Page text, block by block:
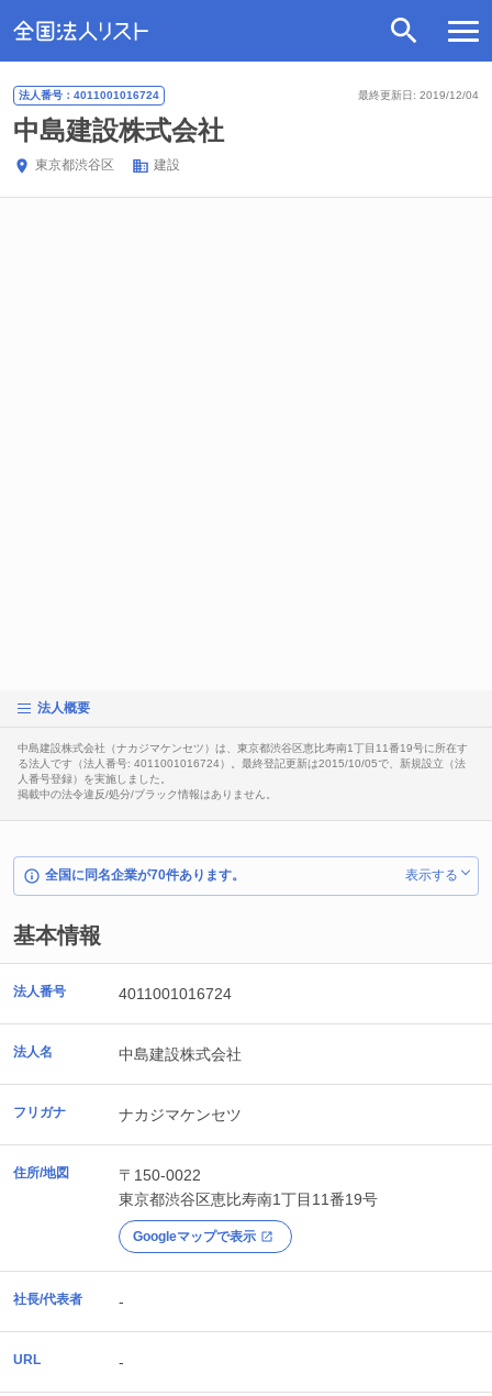
最終更新日: 2019/12/04
法人番号：4011001016724
中島建設株式会社
東京都渋谷区 建設
法人概要
中島建設株式会社（ナカジマケンセツ）は、東京都渋谷区恵比寿南1丁目11番19号に所在す
る法人です（法人番号: 4011001016724）。最終登記更新は2015/10/05で、新規設立（法
人番号登録）を実施しました。
掲載中の法令違反/処分/ブラック情報はありません。
全国に同名企業が70件あります。 表示する
基本情報
法人番号 4011001016724
法人名 中島建設株式会社
フリガナ ナカジマケンセツ
住所/地図
〒150-0022
東京都渋谷区恵比寿南1丁目11番19号
Googleマップで表示
社長/代表者 -
URL -